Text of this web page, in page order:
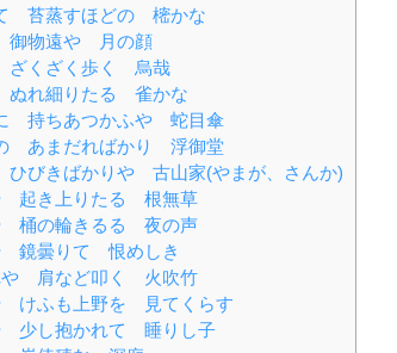
苔蒸すほどの 樒かな
物遠や 月の顔
くざく歩く 烏哉
れ細りたる 雀かな
持ちあつかふや 蛇目傘
あまだればかり 浮御堂
びきばかりや 古山家(やまが、さんか)
起き上りたる 根無草
桶の輪きるる 夜の声
鏡曇りて 恨めしき
や 肩など叩く 火吹竹
けふも上野を 見てくらす
少し抱かれて 睡りし子